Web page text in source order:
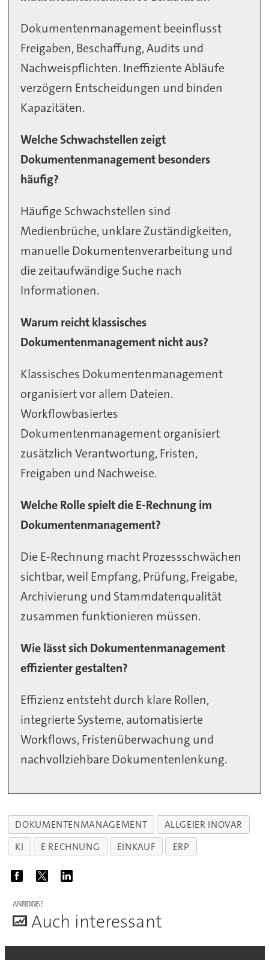
Dokumentenmanagement beeinflusst
Freigaben, Beschaffung, Audits und
Nachweispflichten. Ineffiziente Abläufe
verzögern Entscheidungen und binden
Kapazitäten.
Welche Schwachstellen zeigt
Dokumentenmanagement besonders
häufig?
Häufige Schwachstellen sind
Medienbrüche, unklare Zuständigkeiten,
manuelle Dokumentenverarbeitung und
die zeitaufwändige Suche nach
Informationen.
Warum reicht klassisches
Dokumentenmanagement nicht aus?
Klassisches Dokumentenmanagement
organisiert vor allem Dateien.
Workflowbasiertes
Dokumentenmanagement organisiert
zusätzlich Verantwortung, Fristen,
Freigaben und Nachweise.
Welche Rolle spielt die E-Rechnung im
Dokumentenmanagement?
Die E-Rechnung macht Prozessschwächen
sichtbar, weil Empfang, Prüfung, Freigabe,
Archivierung und Stammdatenqualität
zusammen funktionieren müssen.
Wie lässt sich Dokumentenmanagement
effizienter gestalten?
Effizienz entsteht durch klare Rollen,
integrierte Systeme, automatisierte
Workflows, Fristenüberwachung und
nachvollziehbare Dokumentenlenkung.
DOKUMENTENMANAGEMENT
ALLGEIER INOVAR
KI
E RECHNUNG EINKAUF ERP
ANZEIGE
Auch interessant